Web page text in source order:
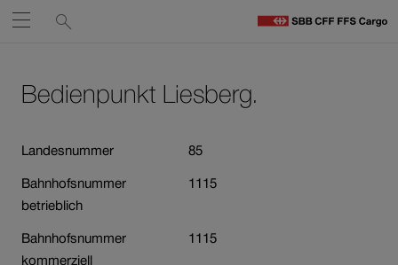
auf
Service-
Links
Öffnen
Bedienpunkt Liesberg.
Landesnummer 85
Bahnhofsnummer
betrieblich
1115
Bahnhofsnummer
kommerziell
1115